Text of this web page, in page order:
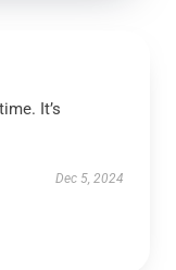
It’s
Dec 5, 2024